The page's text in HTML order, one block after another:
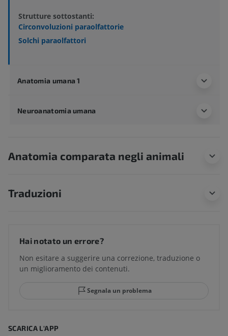
Strutture sottostanti:
Circonvoluzioni paraolfattorie
Solchi paraolfattori
Anatomia umana 1
Neuroanatomia umana
Anatomia comparata negli animali
Traduzioni
Hai notato un errore?
Non esitare a suggerire una correzione, traduzione o
un miglioramento dei contenuti.
Segnala un problema
SCARICA L'APP